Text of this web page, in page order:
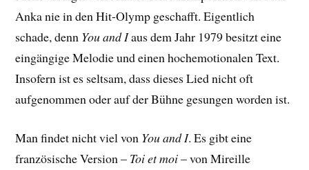
Anka nie in den Hit-Olymp geschafft. Eigentlich
schade, denn You and Iaus dem Jahr 1979 besitzt eine
eingängige Melodie und einen hochemotionalen Text.
Insofern ist es seltsam, dass dieses Lied nicht oft
aufgenommen oder auf der Bühne gesungen worden ist.
Man findet nicht viel von You and I. Es gibt eine
französische Version – Toi et moi– von Mireille